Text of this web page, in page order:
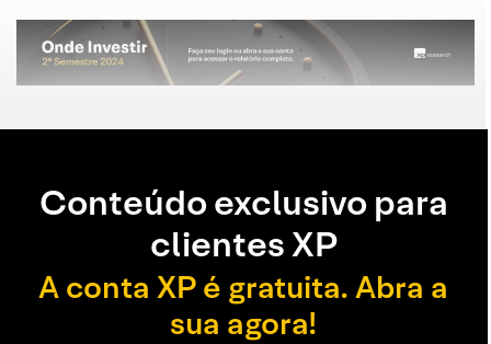
Conteúdo exclusivo para
clientes XP
A conta XP é gratuita. Abra a
sua agora!